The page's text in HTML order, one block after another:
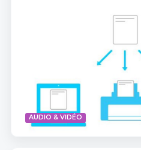
AUDIO & VIDÉO